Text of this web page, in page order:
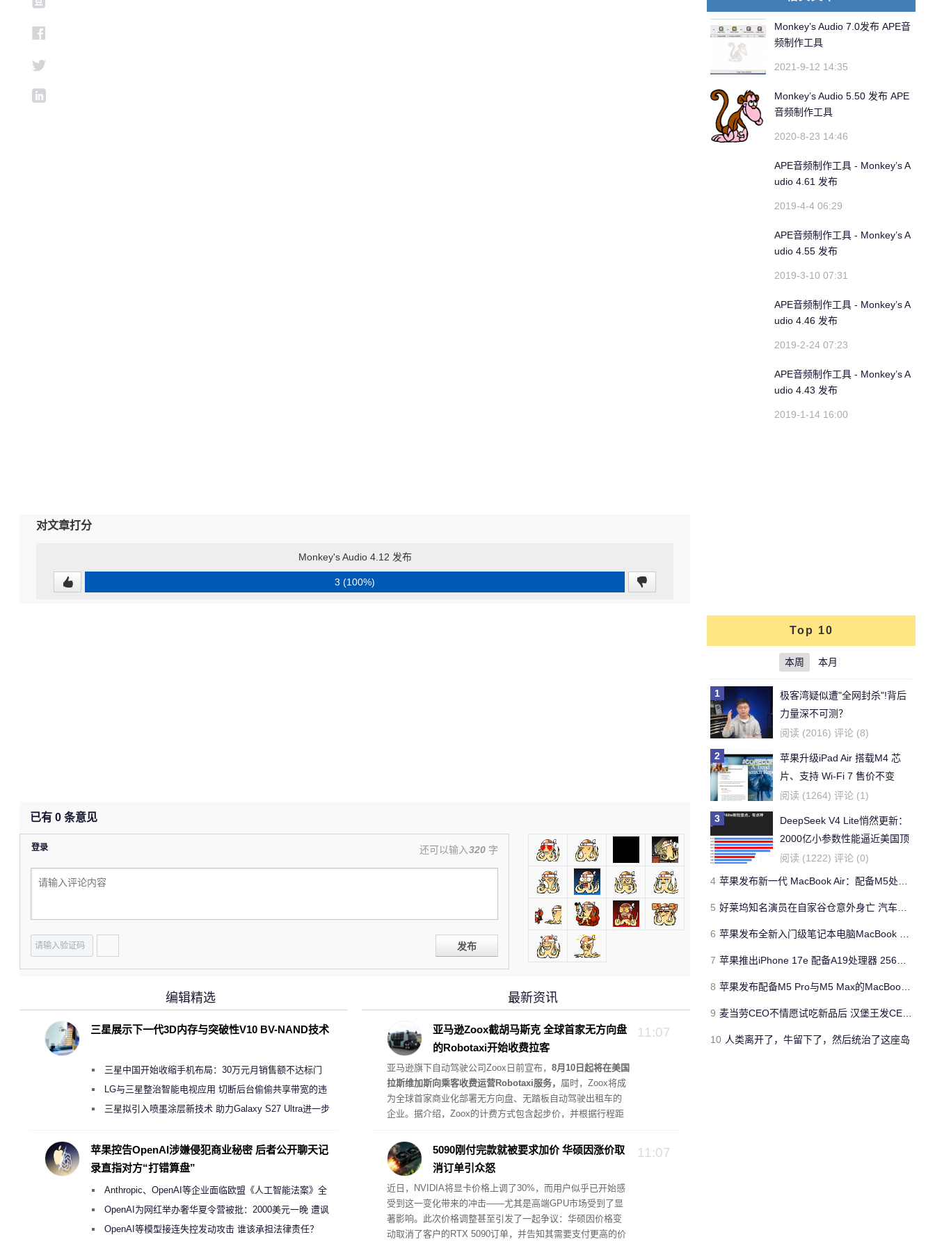
对文章打分
Monkey's Audio 4.12 发布
3 (100%)
已有 0 条意见
登录 还可以输入320 字
发布
最新资讯
11:07
亚马逊Zoox截胡马斯克 全球首家无方向盘
的Robotaxi开始收费拉客
亚马逊旗下自动驾驶公司Zoox日前宣布， 8月10日起将在美国
拉斯维加斯向乘客收费运营Robotaxi服务， 届时，Zoox将成
为全球首家商业化部署无方向盘、无踏板自动驾驶出租车的
企业。据介绍，Zoox的计费方式包含起步价，并根据行程距
omfort）级别，费率比标准网约车高出约20%-40%。
11:07
5090刚付完款就被要求加价 华硕因涨价取
消订单引众怒
近日，NVIDIA将显卡价格上调了30%，而用户似乎已开始感
受到这一变化带来的冲击——尤其是高端GPU市场受到了显
著影响。此次价格调整甚至引发了一起争议：华硕因价格变
动取消了客户的RTX 5090订单，并告知其需要支付更高的价
编辑精选
三星展示下一代3D内存与突破性V10 BV-NAND技术
三星中国开始收缩手机布局：30万元月销售额不达标门
店 将被逐步清退
LG与三星整治智能电视应用 切断后台偷偷共享带宽的违
规行为三星拟引入喷墨涂层新技术 助力Galaxy S27 Ultra进一步
苹果控告OpenAI涉嫌侵犯商业秘密 后者公开聊天记
录直指对方“打错算盘”
Anthropic、OpenAI等企业面临欧盟《人工智能法案》全
新执法权限审查
OpenAI为网红举办奢华夏令营被批：2000美元一晚 遭讽
“反乌托邦”
OpenAI等模型接连失控发动攻击 谁该承担法律责任？
Monkey’s Audio 7.0发布 APE音
频制作工具
2021-9-12 14:35
Monkey’s Audio 5.50 发布 APE
音频制作工具
2020-8-23 14:46
APE音频制作工具 - Monkey’s A
udio 4.61 发布
2019-4-4 06:29
APE音频制作工具 - Monkey’s A
udio 4.55 发布
2019-3-10 07:31
APE音频制作工具 - Monkey’s A
udio 4.46 发布
2019-2-24 07:23
APE音频制作工具 - Monkey’s A
udio 4.43 发布
2019-1-14 16:00
Top 10
本周 本月
1
极客湾疑似遭"全网封杀"!背后
力量深不可测？
阅读 (2016) 评论 (8)
2
苹果升级iPad Air 搭载M4 芯
片、支持 Wi‑Fi 7 售价不变
阅读 (1264) 评论 (1)
3
DeepSeek V4 Lite悄然更新：
2000亿小参数性能逼近美国顶
流
阅读 (1222) 评论 (0)
4 苹果发布新一代 MacBook Air：配备M5处理器 性能、存储与 AI 全面升级 ​
5 好莱坞知名演员在自家谷仓意外身亡 汽车搭电时突然自燃
6 苹果发布全新入门级笔记本电脑MacBook Neo 起售价599美元
7 苹果推出iPhone 17e 配备A19处理器 256GB容量起步 刘海屏依旧
8 苹果发布配备M5 Pro与M5 Max的MacBook Pro 本地AI能力再升级 ​
9 麦当劳CEO不情愿试吃新品后 汉堡王发CEO狠咬皇堡视频借势营销
10 人类离开了，牛留下了，然后统治了这座岛